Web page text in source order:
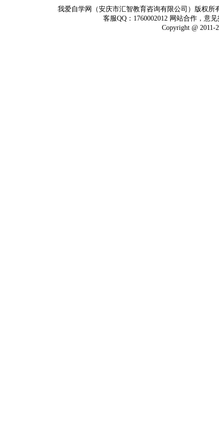
我爱自学网（安庆市汇智教育咨询有限公司）版权
客服QQ：1760002012 网站合作，意
Copyright @